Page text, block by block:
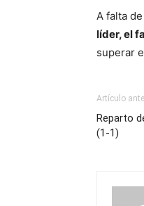
A falta
líder, el
superar
Artículo
Reparto
(1-1)